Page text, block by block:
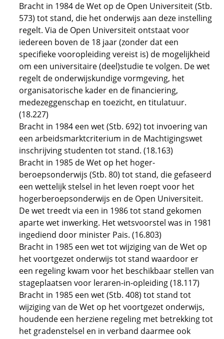
Bracht in 1984 de Wet op de Open Universiteit (Stb.
573) tot stand, die het onderwijs aan deze instelling
regelt. Via de Open Universiteit ontstaat voor
iedereen boven de 18 jaar (zonder dat een
specifieke vooropleiding vereist is) de mogelijkheid
om een universitaire (deel)studie te volgen. De wet
regelt de onderwijskundige vormgeving, het
organisatorische kader en de financiering,
medezeggenschap en toezicht, en titulatuur.
(18.227)
Bracht in 1984 een wet (Stb. 692) tot invoering van
een arbeidsmarktcriterium in de Machtigingswet
inschrijving studenten tot stand. (18.163)
Bracht in 1985 de Wet op het hoger-
beroepsonderwijs (Stb. 80) tot stand, die gefaseerd
een wettelijk stelsel in het leven roept voor het
hogerberoepsonderwijs en de Open Universiteit.
De wet treedt via een in 1986 tot stand gekomen
aparte wet inwerking. Het wetsvoorstel was in 1981
ingediend door minister Pais. (16.803)
Bracht in 1985 een wet tot wijziging van de Wet op
het voortgezet onderwijs tot stand waardoor er
een regeling kwam voor het beschikbaar stellen van
stageplaatsen voor leraren-in-opleiding (18.117)
Bracht in 1985 een wet (Stb. 408) tot stand tot
wijziging van de Wet op het voortgezet onderwijs,
houdende een herziene regeling met betrekking tot
het gradenstelsel en in verband daarmee ook